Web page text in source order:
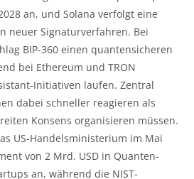
an, und Solana verfolgt eine
neuer Signaturverfahren. Bei
BIP-360 einen quantensicheren
bei Ethereum und TRON
Initiativen laufen. Zentral
dabei schneller reagieren als
Konsens organisieren müssen.
US-Handelsministerium im Mai
von 2 Mrd. USD in Quanten-
an, während die NIST-